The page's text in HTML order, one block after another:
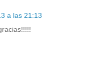
a las 21:13